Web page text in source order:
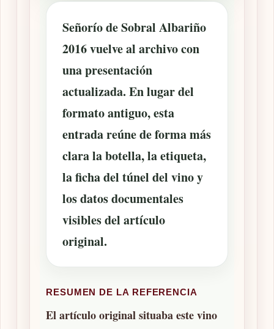
Señorío de Sobral Albariño
2016vuelve al archivo con
una presentación
actualizada. En lugar del
formato antiguo, esta
entrada reúne de forma más
clara la botella, la etiqueta,
la ficha del túnel del vino y
los datos documentales
visibles del artículo
original.
RESUMEN DE LA REFERENCIA
El artículo original situaba este vino